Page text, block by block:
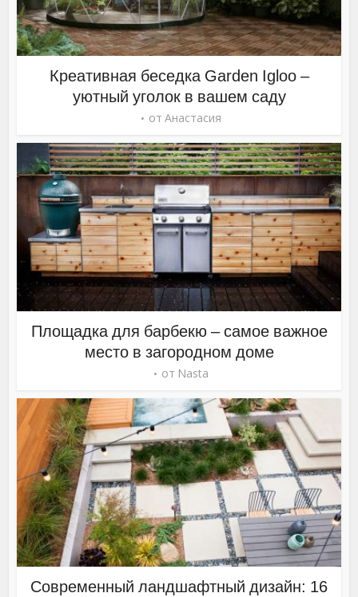
Креативная беседка Garden Igloo –
уютный уголок в вашем саду
от Анастасия
Площадка для барбекю – самое важное
место в загородном доме
от Nasta
Современный ландшафтный дизайн: 16